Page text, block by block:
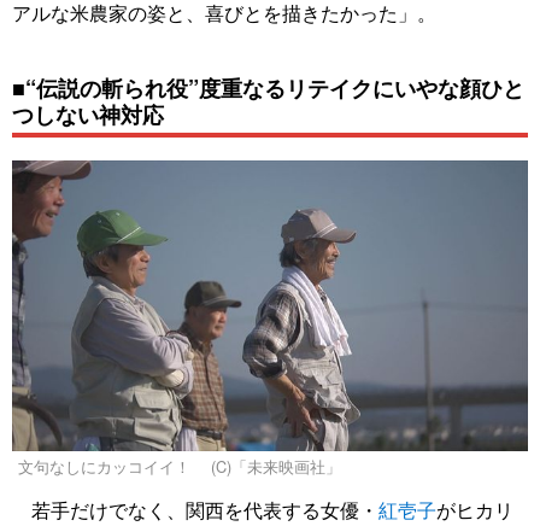
アルな米農家の姿と、喜びとを描きたかった」。
■“伝説の斬られ役”度重なるリテイクにいやな顔ひと
つしない神対応
文句なしにカッコイイ！ (C)「未来映画社」
若手だけでなく、関西を代表する女優・ 紅壱子がヒカリ